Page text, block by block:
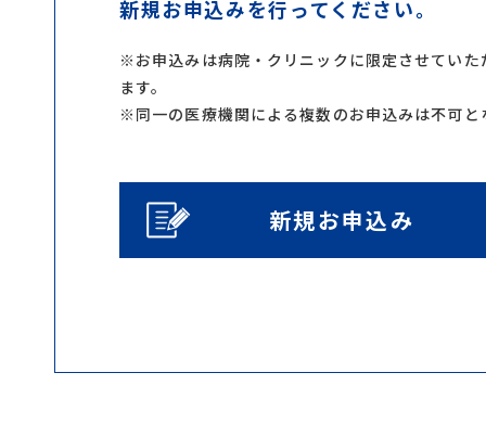
新規お申込みを行ってください。
※お申込みは病院・クリニックに限定させていた
ます。
※同一の医療機関による複数のお申込みは不可と